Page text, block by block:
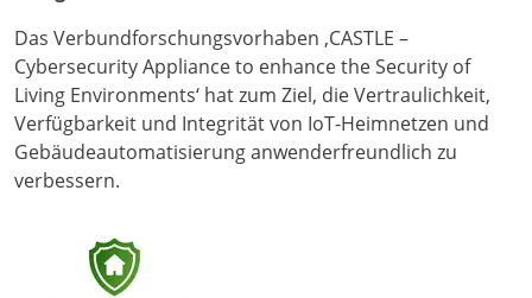
Das Verbundforschungsvorhaben ‚CASTLE –
Cybersecurity Appliance to enhance the Security of
Living Environments‘ hat zum Ziel, die Vertraulichkeit,
Verfügbarkeit und Integrität von IoT-Heimnetzen und
Gebäudeautomatisierung anwenderfreundlich zu
verbessern.